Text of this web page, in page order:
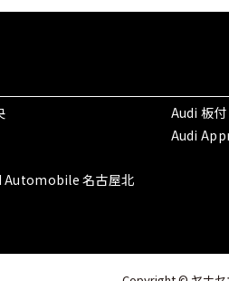
Automobile 名古屋北
Audi 板付
Audi